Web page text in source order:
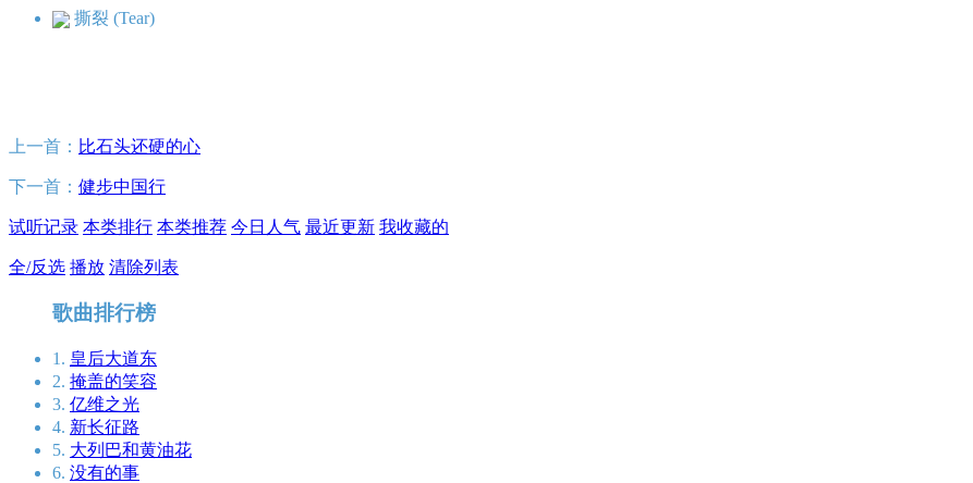
撕裂 (Tear)
上一首： 比石头还硬的心
下一首： 健步中国行
试听记录 本类排行 本类推荐 今日人气 最近更新 我收藏的
全/反选 播放 清除列表
歌曲排行榜
1. 皇后大道东
2. 掩盖的笑容
3. 亿维之光
4. 新长征路
5. 大列巴和黄油花
6. 没有的事